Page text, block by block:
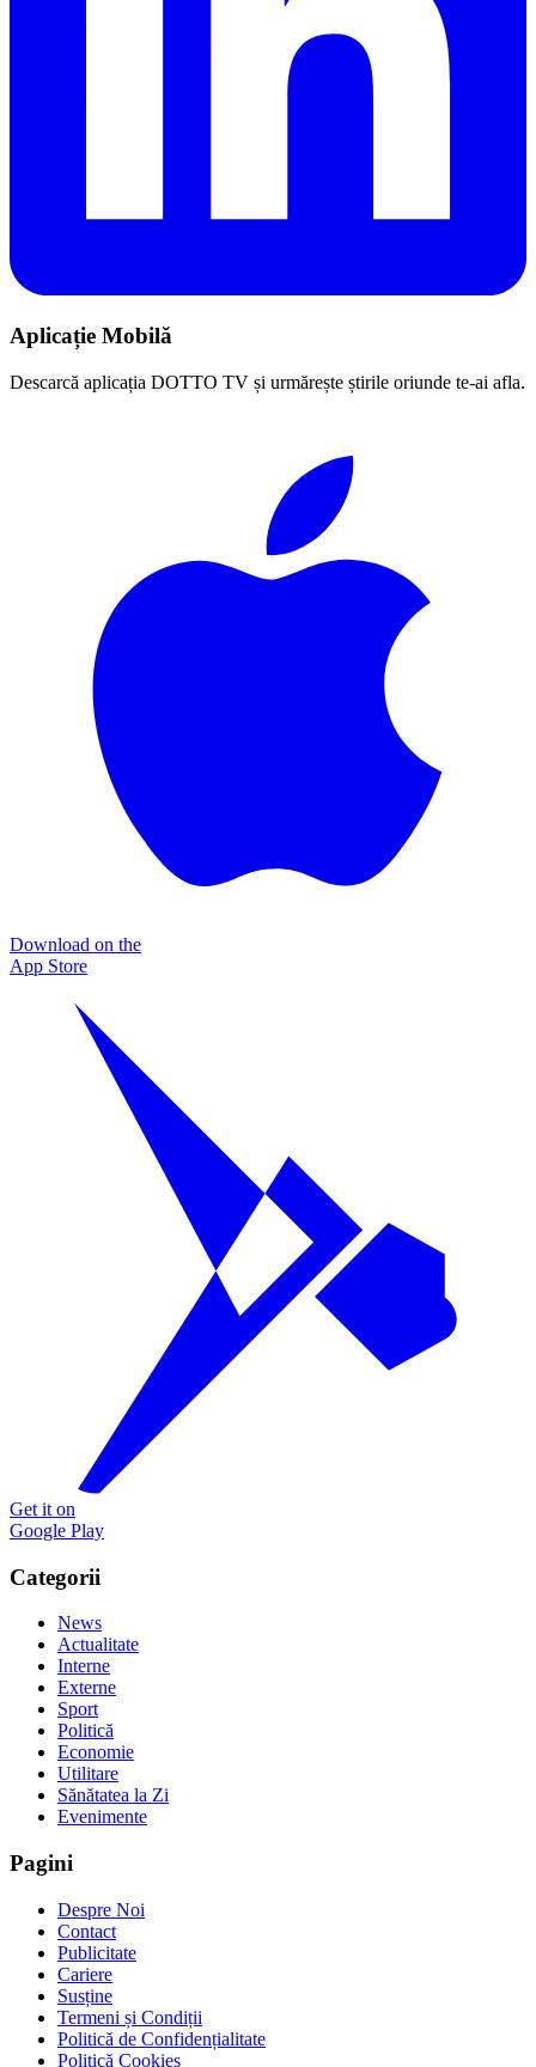
Aplicație Mobilă
Descarcă aplicația DOTTO TV și urmărește știrile oriunde te-ai afla.
Download on the
App Store
Get it on
Google Play
Categorii
News
Actualitate
Interne
Externe
Sport
Politică
Economie
Utilitare
Sănătatea la Zi
Evenimente
Pagini
Despre Noi
Contact
Publicitate
Cariere
Susține
Termeni și Condiții
Politică de Confidențialitate
Politică Cookies